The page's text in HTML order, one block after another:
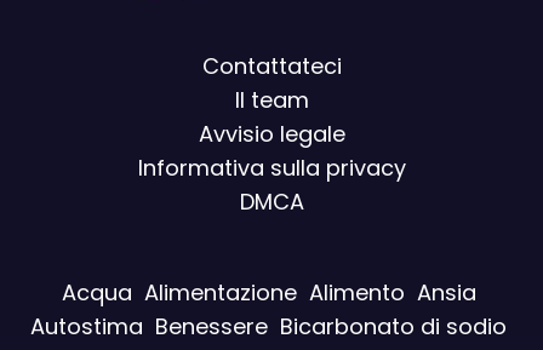
Contattateci
Il team
Avvisio legale
Informativa sulla privacy
DMCA
Acqua Alimentazione Alimento Ansia
Autostima Benessere Bicarbonato di sodio